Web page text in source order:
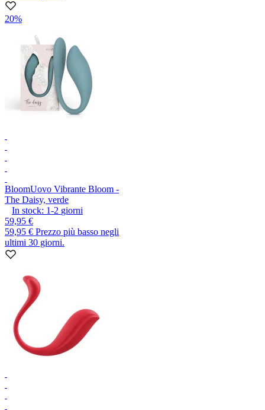
20%
BloomUovo Vibrante Bloom -
The Daisy, verde
In stock: 1-2 giorni
59,95 €
59,95 € Prezzo più basso negli
ultimi 30 giorni.